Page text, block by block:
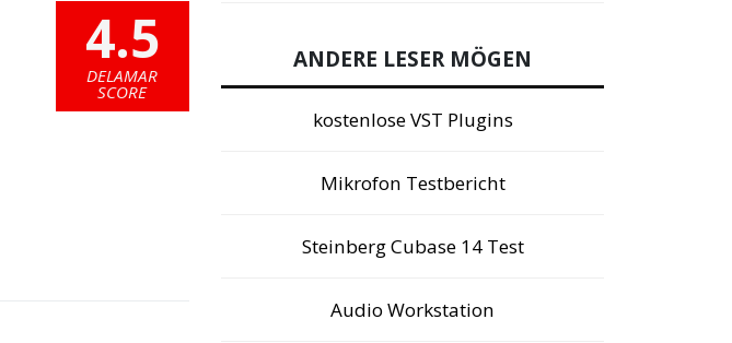
4.5
DELAMAR
SCORE
ANDERE LESER MÖGEN
kostenlose VST Plugins
Mikrofon Testbericht
Steinberg Cubase 14 Test
Audio Workstation